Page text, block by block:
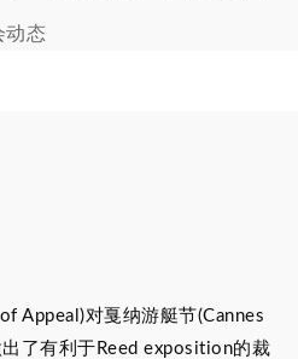
动态
Appeal)对戛纳游艇节(Cannes
了有利于Reed exposition的裁